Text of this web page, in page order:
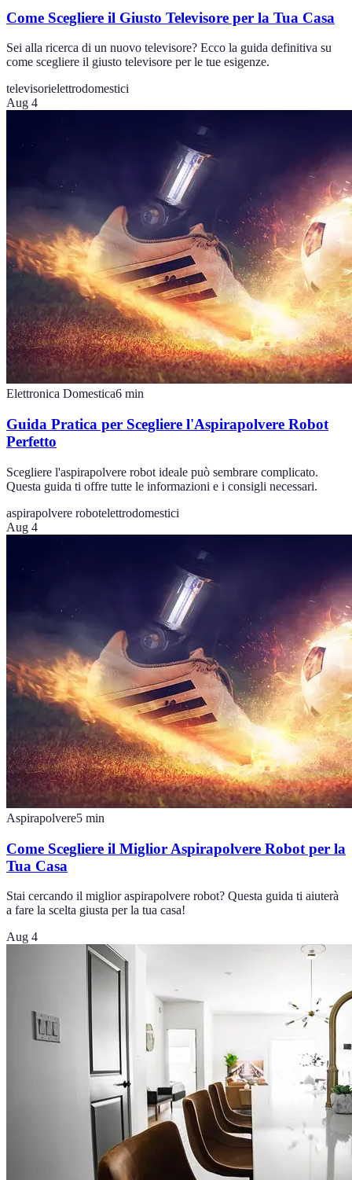
Come Scegliere il Giusto Televisore per la Tua Casa
Sei alla ricerca di un nuovo televisore? Ecco la guida definitiva su
come scegliere il giusto televisore per le tue esigenze.
televisorielettrodomestici
Aug 4
Elettronica Domestica6 min
Guida Pratica per Scegliere l'Aspirapolvere Robot
Perfetto
Scegliere l'aspirapolvere robot ideale può sembrare complicato.
Questa guida ti offre tutte le informazioni e i consigli necessari.
aspirapolvere robotelettrodomestici
Aug 4
Aspirapolvere5 min
Come Scegliere il Miglior Aspirapolvere Robot per la
Tua Casa
Stai cercando il miglior aspirapolvere robot? Questa guida ti aiuterà
a fare la scelta giusta per la tua casa!
Aug 4